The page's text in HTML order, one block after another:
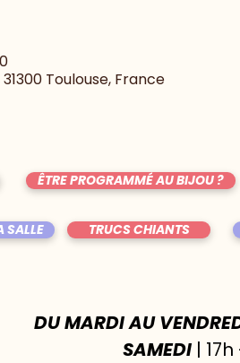
31300 Toulouse, France
ÊTRE PROGRAMMÉ AU BIJOU ?
SALLE TRUCS CHIANTS
DU MARDI AU
SAMEDI| 17h